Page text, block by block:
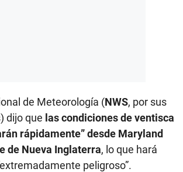
de Meteorología (NWS, por sus
dijo que las condiciones de ventisca
rápidamente” desde Maryland
de Nueva Inglaterra, lo que hará
peligroso”.